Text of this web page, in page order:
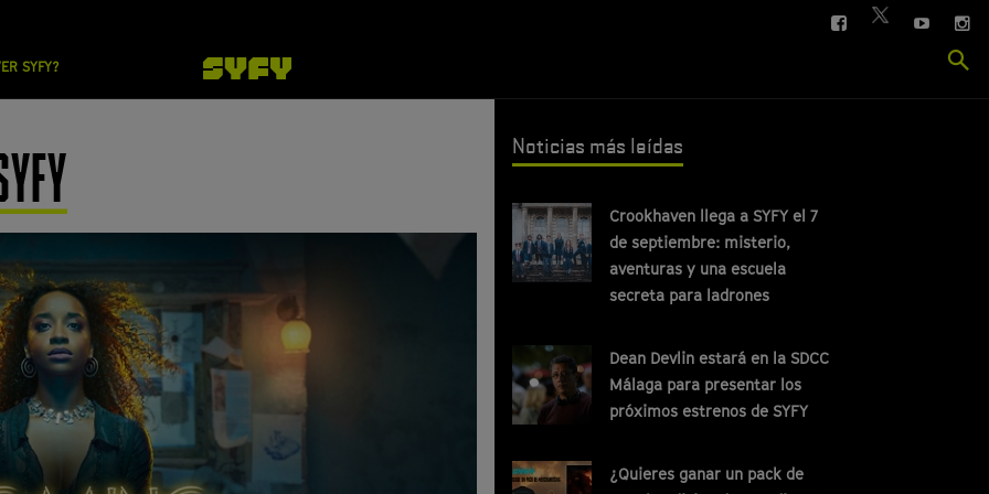
FACEBOOK
TWITTER
YOUTUBE
SYFY?
Noticias más leídas
Crookhaven llega a SYFY el 7
de septiembre: misterio,
aventuras y una escuela
secreta para ladrones
Dean Devlin estará en la SDCC
Málaga para presentar los
próximos estrenos de SYFY
¿Quieres ganar un pack de